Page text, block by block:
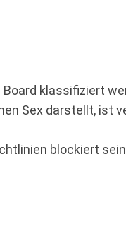
klassifiziert
Sex darstellt, ist
blockiert